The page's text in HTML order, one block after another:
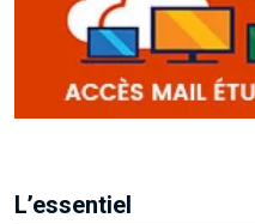
L’essentiel